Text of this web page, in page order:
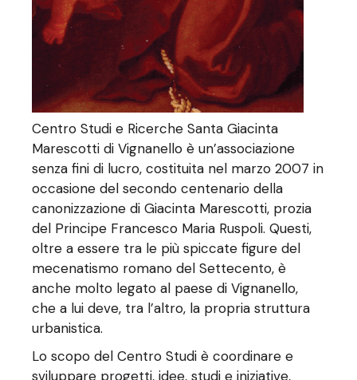
Centro Studi e Ricerche Santa Giacinta
Marescotti di Vignanello è un’associazione
senza fini di lucro, costituita nel marzo 2007 in
occasione del secondo centenario della
canonizzazione di Giacinta Marescotti, prozia
del Principe Francesco Maria Ruspoli. Questi,
oltre a essere tra le più spiccate figure del
mecenatismo romano del Settecento, è
anche molto legato al paese di Vignanello,
che a lui deve, tra l’altro, la propria struttura
urbanistica.
Lo scopo del Centro Studi è coordinare e
sviluppare progetti, idee, studi e iniziative,